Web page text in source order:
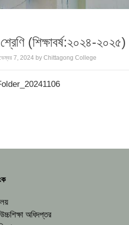
(শিক্ষাবর্ষ:২০২৪-২০২৫)
7, 2024 by Chittagong College
অধিদপ্তর